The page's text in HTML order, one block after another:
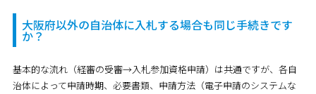
大阪府以外の自治体に入札する場合も同じ手続きです
か？
基本的な流れ（経審の受審→入札参加資格申請）は共通ですが、 各自
治体によって申請時期、必要書類、申請方法（電子申請のシステムな